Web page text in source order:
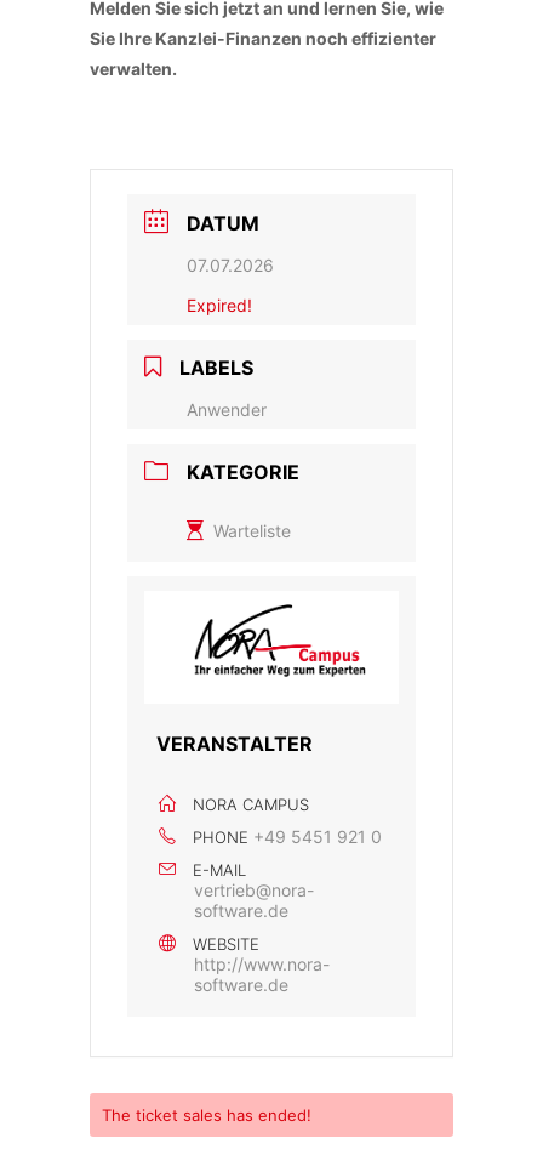
Melden Sie sich jetzt an und lernen Sie, wie
Sie Ihre Kanzlei-Finanzen noch effizienter
verwalten.
DATUM
07.07.2026
Expired!
LABELS
Anwender
KATEGORIE
Warteliste
VERANSTALTER
NORA CAMPUS
PHONE +49 5451 921 0
E-MAIL
vertrieb@nora-
software.de
WEBSITE
http://www.nora-
software.de
The ticket sales has ended!